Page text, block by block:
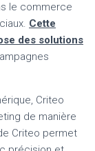
le commerce
Cette
des solutions
Criteo
de manière
Criteo permet